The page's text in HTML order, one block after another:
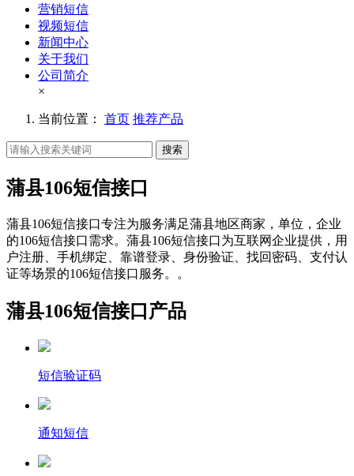
营销短信
视频短信
新闻中心
关于我们
公司简介
×
当前位置： 首页 推荐产品
搜索
蒲县106短信接口
蒲县106短信接口专注为服务满足蒲县地区商家，单位，企业
的106短信接口需求。蒲县106短信接口为互联网企业提供，用
户注册、手机绑定、靠谱登录、身份验证、找回密码、支付认
证等场景的106短信接口服务。。
蒲县106短信接口产品
短信验证码
通知短信